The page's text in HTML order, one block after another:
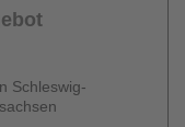
Schleswig-